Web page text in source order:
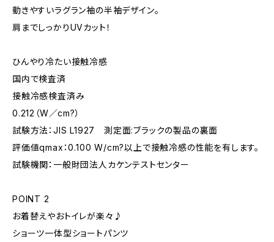
動きやすいラグラン袖の半袖デザイン。
肩までしっかりUVカット！
ひんやり冷たい接触冷感
国内で検査済
接触冷感検査済み
0.212（W／cm?）
試験方法：JIS L1927 測定面:ブラックの製品の裏面
評価値qmax：0.100 W/cm?以上で接触冷感の性能を有します。
試験機関：一般財団法人カケンテストセンター
POINT 2
お着替えやおトイレが楽々♪
ショーツ一体型ショートパンツ